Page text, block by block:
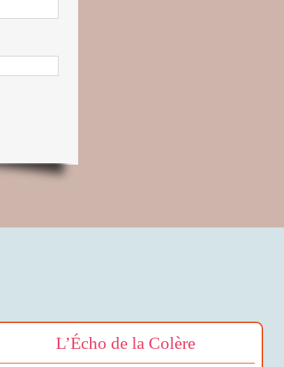
L’Écho de la Colère